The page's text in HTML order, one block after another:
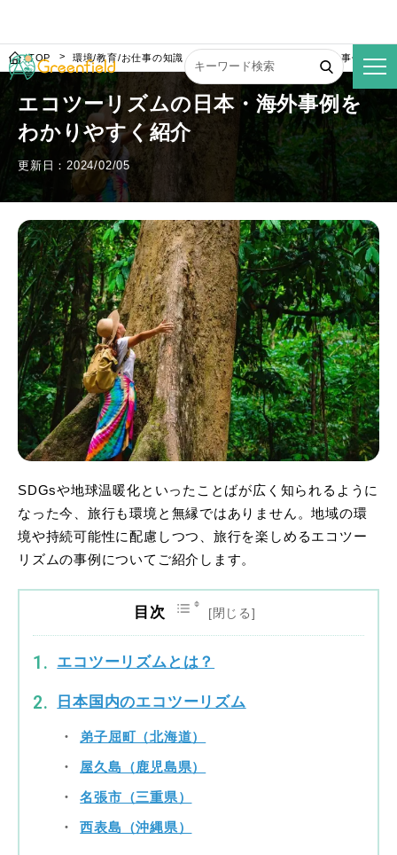
TOP 環境/教育/お仕事の知識 エコツーリズムの日本・海外事例をわ
エコツーリズムの日本・海外事例を
わかりやすく紹介
更新日：2024/02/05
SDGsや地球温暖化といったことばが広く知られるように
なった今、旅行も環境と無縁ではありません。地域の環
境や持続可能性に配慮しつつ、旅行を楽しめるエコツー
リズムの事例についてご紹介します。
目次
エコツーリズムとは？
日本国内のエコツーリズム
弟子屈町（北海道）
屋久島（鹿児島県）
名張市（三重県）
西表島（沖縄県）